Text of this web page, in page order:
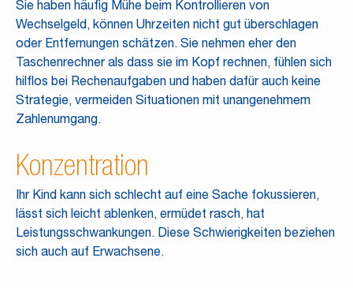
Sie haben häufig Mühe beim Kontrollieren von
Wechselgeld, können Uhrzeiten nicht gut überschlagen
oder Entfernungen schätzen. Sie nehmen eher den
Taschenrechner als dass sie im Kopf rechnen, fühlen sich
hilflos bei Rechenaufgaben und haben dafür auch keine
Strategie, vermeiden Situationen mit unangenehmem
Zahlenumgang.
Konzentration
Ihr Kind kann sich schlecht auf eine Sache fokussieren,
lässt sich leicht ablenken, ermüdet rasch, hat
Leistungsschwankungen. Diese Schwierigkeiten beziehen
sich auch auf Erwachsene.